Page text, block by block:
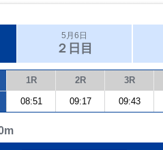
5月6日
２日目
1R 2R 3R
08:51 09:17 09:43